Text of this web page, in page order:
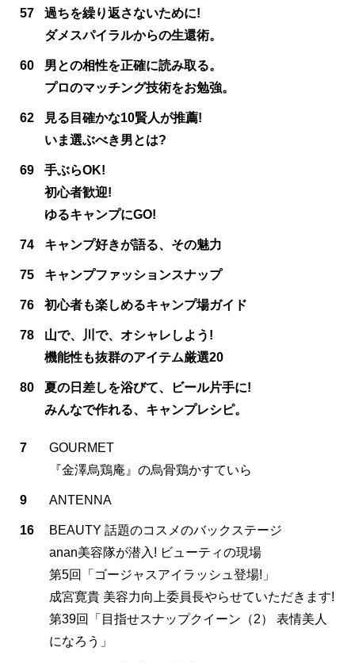
57
過ちを繰り返さないために!
ダメスパイラルからの生還術。
60
男との相性を正確に読み取る。
プロのマッチング技術をお勉強。
62
見る目確かな10賢人が推薦!
いま選ぶべき男とは?
69
手ぶらOK!
初心者歓迎!
ゆるキャンプにGO!
74 キャンプ好きが語る、その魅力
75 キャンプファッションスナップ
76 初心者も楽しめるキャンプ場ガイド
78
山で、川で、オシャレしよう!
機能性も抜群のアイテム厳選20
80
夏の日差しを浴びて、ビール片手に!
みんなで作れる、キャンプレシピ。
7
GOURMET
『金澤烏鶏庵』の烏骨鶏かすていら
9 ANTENNA
16
BEAUTY 話題のコスメのバックステージ
anan美容隊が潜入! ビューティの現場
第5回「ゴージャスアイラッシュ登場!」
成宮寛貴 美容力向上委員長やらせていただきます!
第39回「目指せスナップクイーン（2） 表情美人
になろう」